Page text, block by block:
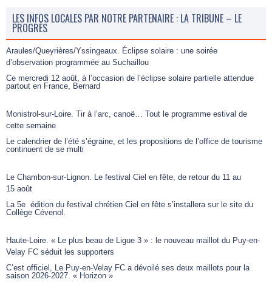
LES INFOS LOCALES PAR NOTRE PARTENAIRE : LA TRIBUNE – LE
PROGRÈS
Araules/Queyrières/Yssingeaux. Éclipse solaire : une soirée
d’observation programmée au Suchaillou
Ce mercredi 12 août, à l’occasion de l’éclipse solaire partielle attendue
partout en France, Bernard
Monistrol-sur-Loire. Tir à l’arc, canoë… Tout le programme estival de
cette semaine
Le calendrier de l’été s’égraine, et les propositions de l’office de tourisme
continuent de se multi
Le Chambon-sur-Lignon. Le festival Ciel en fête, de retour du 11 au
15 août
La 5e édition du festival chrétien Ciel en fête s’installera sur le site du
Collège Cévenol.
Haute-Loire. « Le plus beau de Ligue 3 » : le nouveau maillot du Puy-en-
Velay FC séduit les supporters
C’est officiel, Le Puy-en-Velay FC a dévoilé ses deux maillots pour la
saison 2026-2027. « Horizon »